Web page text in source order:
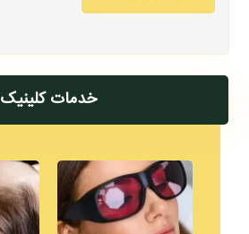
خدمات کلینیک